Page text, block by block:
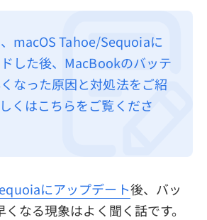
macOS Tahoe/Sequoiaに
した後、MacBookのバッテ
なった原因と対処法をご紹
くはこちらをご覧くださ
にアップデート後、バッ
なる現象はよく聞く話です。